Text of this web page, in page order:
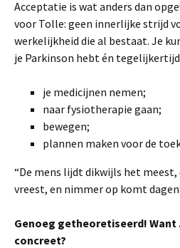
Acceptatie is wat anders dan
voor Tolle: geen innerlijke strijd
werkelijkheid die al bestaat. Je
je Parkinson hebt én
je medicijnen nemen;
naar fysiotherapie gaan;
bewegen;
plannen maken voor de
“De mens lijdt dikwijls het
vreest, en nimmer op komt
Genoeg getheoretiseerd!
concreet?